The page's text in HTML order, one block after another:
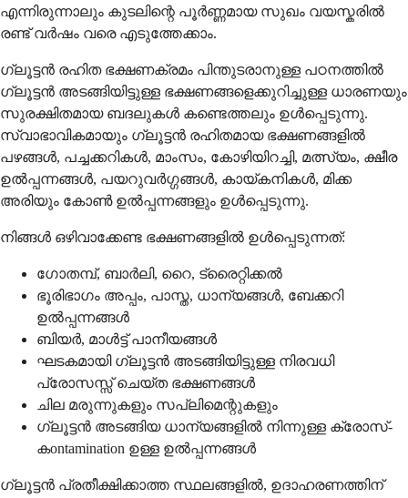
എന്നിരുന്നാലും കുടലിന്റെ പൂർണ്ണമായ സുഖം വയസ്കരിൽ
രണ്ട് വർഷം വരെ എടുത്തേക്കാം.
ഗ്ലൂട്ടന്‍ രഹിത ഭക്ഷണക്രമം പിന്തുടരാനുള്ള പഠനത്തില്‍
ഗ്ലൂട്ടന്‍ അടങ്ങിയിട്ടുള്ള ഭക്ഷണങ്ങളെക്കുറിച്ചുള്ള ധാരണയും
സുരക്ഷിതമായ ബദലുകള്‍ കണ്ടെത്തലും ഉള്‍പ്പെടുന്നു.
സ്വാഭാവികമായും ഗ്ലൂട്ടന്‍ രഹിതമായ ഭക്ഷണങ്ങളില്‍
പഴങ്ങള്‍, പച്ചക്കറികള്‍, മാംസം, കോഴിയിറച്ചി, മത്സ്യം, ക്ഷീര
ഉല്‍പ്പന്നങ്ങള്‍, പയറുവര്‍ഗ്ഗങ്ങള്‍, കായ്കനികള്‍, മിക്ക
അരിയും കോണ്‍ ഉല്‍പ്പന്നങ്ങളും ഉള്‍പ്പെടുന്നു.
നിങ്ങള്‍ ഒഴിവാക്കേണ്ട ഭക്ഷണങ്ങളില്‍ ഉള്‍പ്പെടുന്നത്:
ഗോതമ്പ്, ബാര്‍ലി, റൈ, ട്രൈറ്റിക്കല്‍
ഭൂരിഭാഗം അപ്പം, പാസ്ത, ധാന്യങ്ങള്‍, ബേക്കറി
ഉല്‍പ്പന്നങ്ങള്‍
ബിയര്‍, മാള്‍ട്ട് പാനീയങ്ങള്‍
ഘടകമായി ഗ്ലൂട്ടന്‍ അടങ്ങിയിട്ടുള്ള നിരവധി
പ്രോസസ്സ് ചെയ്ത ഭക്ഷണങ്ങള്‍
ചില മരുന്നുകളും സപ്ലിമെന്റുകളും
ഗ്ലൂട്ടന്‍ അടങ്ങിയ ധാന്യങ്ങളില്‍ നിന്നുള്ള ക്രോസ്-
കontamination ഉള്ള ഉല്‍പ്പന്നങ്ങള്‍
ഗ്ലൂട്ടന്‍ പ്രതീക്ഷിക്കാത്ത സ്ഥലങ്ങളില്‍, ഉദാഹരണത്തിന്